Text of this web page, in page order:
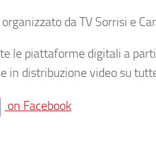
da TV Sorrisi e
le piattaforme digitali a
in distribuzione video su
on Facebook